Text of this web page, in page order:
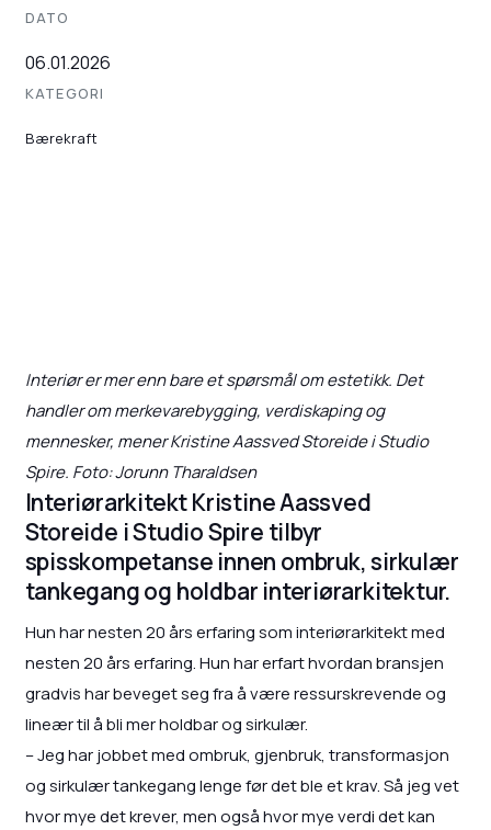
DATO
06.01.2026
KATEGORI
Bærekraft
Interiør er mer enn bare et spørsmål om estetikk. Det
handler om merkevarebygging, verdiskaping og
mennesker, mener Kristine Aassved Storeide i Studio
Spire. Foto: Jorunn Tharaldsen
Interiørarkitekt Kristine Aassved
Storeide i Studio Spire tilbyr
spisskompetanse innen ombruk, sirkulær
tankegang og holdbar interiørarkitektur.
Hun har nesten 20 års erfaring som interiørarkitekt med
nesten 20 års erfaring. Hun har erfart hvordan bransjen
gradvis har beveget seg fra å være ressurskrevende og
lineær til å bli mer holdbar og sirkulær.
– Jeg har jobbet med ombruk, gjenbruk, transformasjon
og sirkulær tankegang lenge før det ble et krav. Så jeg vet
hvor mye det krever, men også hvor mye verdi det kan